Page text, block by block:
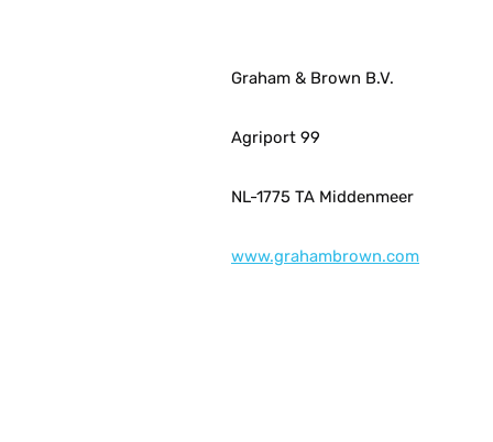
Graham & Brown B.V.
Agriport 99
NL-1775 TA Middenmeer
www.grahambrown.com